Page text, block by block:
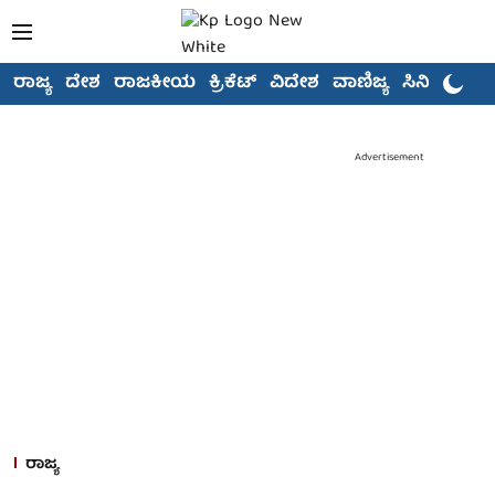
ರಾಜ್ಯ ದೇಶ ರಾಜಕೀಯ ಕ್ರಿಕೆಟ್ ವಿದೇಶ ವಾಣಿಜ್ಯ ಸಿನಿಮಾ
Advertisement
ರಾಜ್ಯ